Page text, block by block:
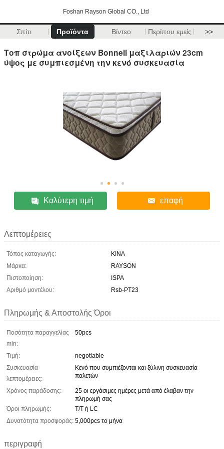
Foshan Rayson Global CO., Ltd
Σπίτι Προϊόντα Βίντεο Περίπου εμείς >>
Τοπ στρώμα ανοίξεων Bonnell μαξιλαριών 23cm
ύψος με συμπιεσμένη την κενό συσκευασία
Καλύτερη τιμή επαφή
Λεπτομέρειες
Τόπος καταγωγής:
ΚΙΝΑ
Μάρκα:
RAYSON
Πιστοποίηση:
ISPA
Αριθμό μοντέλου:
Rsb-PT23
Πληρωμής & Αποστολής Όροι
Ποσότητα παραγγελίας
min:
50pcs
Τιμή:
negotiable
Συσκευασία
λεπτομέρειες:
Κενό που συμπιέζονται και ξύλινη συσκευασία
παλετών
Χρόνος παράδοσης:
25 οι εργάσιμες ημέρες μετά από έλαβαν την
πληρωμή σας
Όροι πληρωμής:
T/T ή LC
Δυνατότητα προσφοράς: 5,000pcs το μήνα
περιγραφή